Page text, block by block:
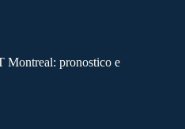
Montreal: pronostico e